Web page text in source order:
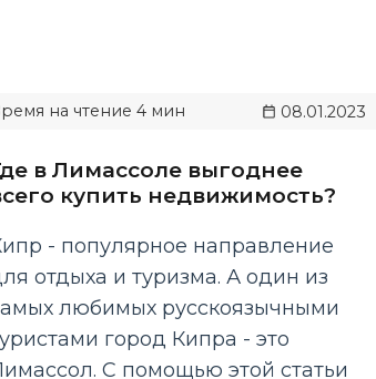
08.01.2023
в Лимассоле выгоднее
купить недвижимость?
- популярное направление
отдыха и туризма. А один из
любимых русскоязычными
город Кипра - это
С помощью этой статьи